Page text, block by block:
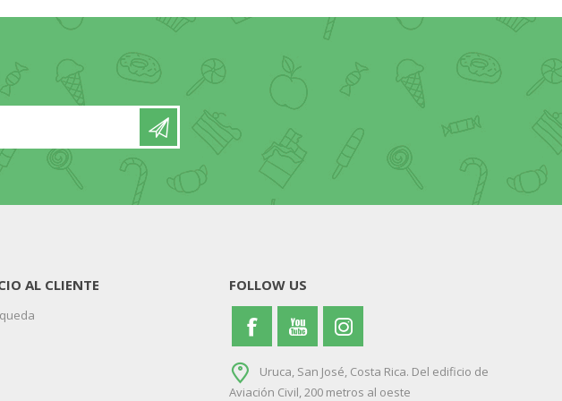
AL CLIENTE FOLLOW US
Uruca, San José, Costa Rica. Del edificio de
Aviación Civil, 200 metros al oeste